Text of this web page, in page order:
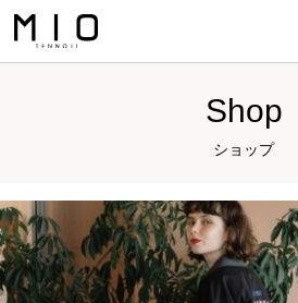
Shop
ショップ